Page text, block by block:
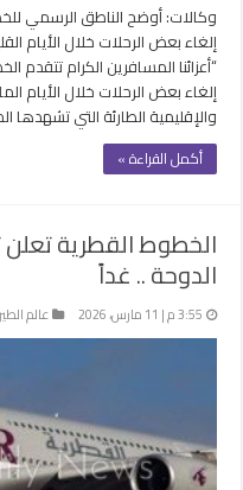
وكالات: أوضح الناطق الرسمي
إلغاء بعض الرحلات خلال الأيام
“أعزائنا المسافرين الكرام تتقدم
إلغاء بعض الرحلات خلال الأيام
والإقليمية الطارئة التي
أكمل القراءة »
الدوحة .. غداً
3:55 م | 11 مارس، 2026 عالم